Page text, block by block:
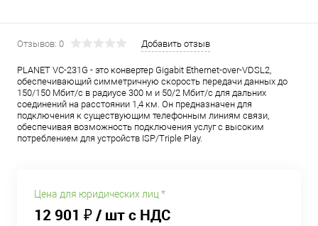
Отзывов: 0 Добавить отзыв
PLANET VC-231G - это конвертер Gigabit Ethernet-over-VDSL2,
обеспечивающий симметричную скорость передачи данных до
150/150 Мбит/с в радиусе 300 м и 50/2 Мбит/с для дальних
соединений на расстоянии 1,4 км. Он предназначен для
подключения к существующим телефонным линиям связи,
обеспечивая возможность подключения услуг с высоким
потреблением для устройств ISP/Triple Play.
Цена для юридических лиц *
12 901 ₽/ шт с НДС